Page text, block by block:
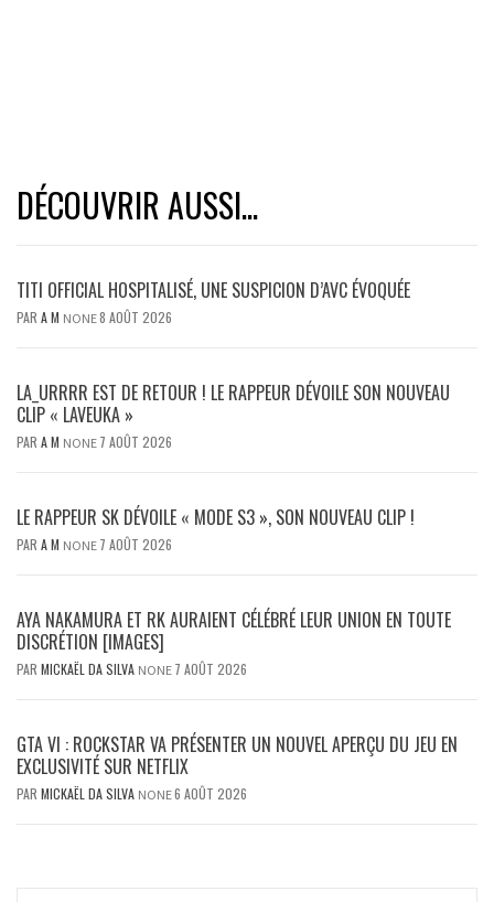
DÉCOUVRIR AUSSI...
TITI OFFICIAL HOSPITALISÉ, UNE SUSPICION D’AVC ÉVOQUÉE
PAR A M NONE8 AOÛT 2026
LA_URRRR EST DE RETOUR ! LE RAPPEUR DÉVOILE SON NOUVEAU
CLIP « LAVEUKA »
PAR A M NONE 7 AOÛT 2026
LE RAPPEUR SK DÉVOILE « MODE S3 », SON NOUVEAU CLIP !
PAR A M NONE 7 AOÛT 2026
AYA NAKAMURA ET RK AURAIENT CÉLÉBRÉ LEUR UNION EN TOUTE
DISCRÉTION [IMAGES]
PAR MICKAËL DA SILVA NONE 7 AOÛT 2026
GTA VI : ROCKSTAR VA PRÉSENTER UN NOUVEL APERÇU DU JEU EN
EXCLUSIVITÉ SUR NETFLIX
PAR MICKAËL DA SILVA NONE6 AOÛT 2026